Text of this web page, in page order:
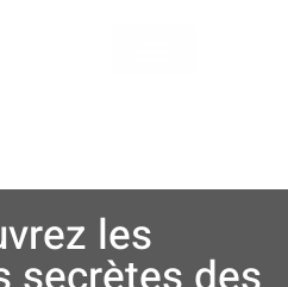
les